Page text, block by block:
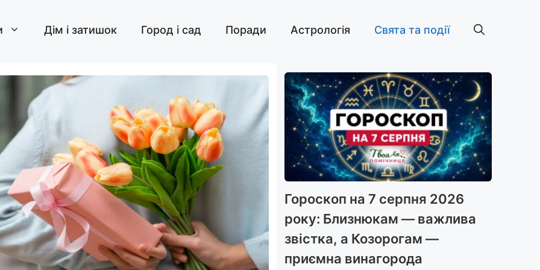
Дім і затишок Город і сад Поради Астрологія Свята та події
Гороскоп на 7 серпня 2026
року: Близнюкам — важлива
звістка, а Козорогам —
приємна винагорода